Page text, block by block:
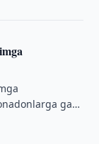
gaz